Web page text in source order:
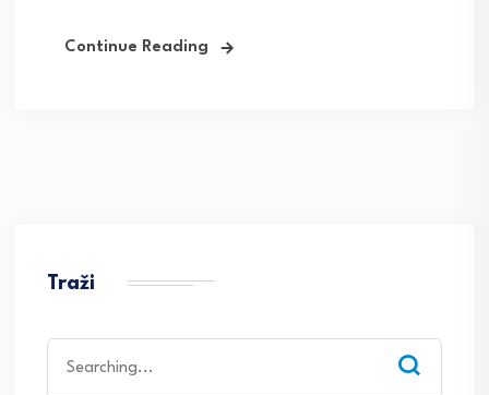
Continue Reading
Traži
for: